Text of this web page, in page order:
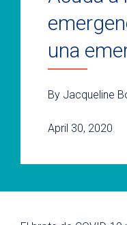
una
By Jacqueline
April 30, 2020